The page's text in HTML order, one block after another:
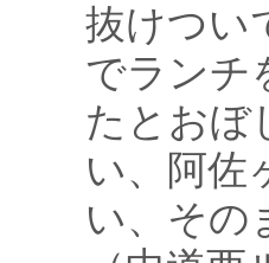
抜けつい
でランチ
たとおぼ
い、阿佐
い、その